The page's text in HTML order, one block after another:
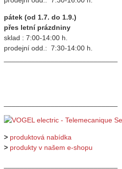
pátek (od 1.7. do 1.9.)
přes letní prázdniny
sklad : 7:00-14:00 h.
prodejní odd.: 7:30-14:00 h.
> produktová nabídka
> produkty v našem e-shopu